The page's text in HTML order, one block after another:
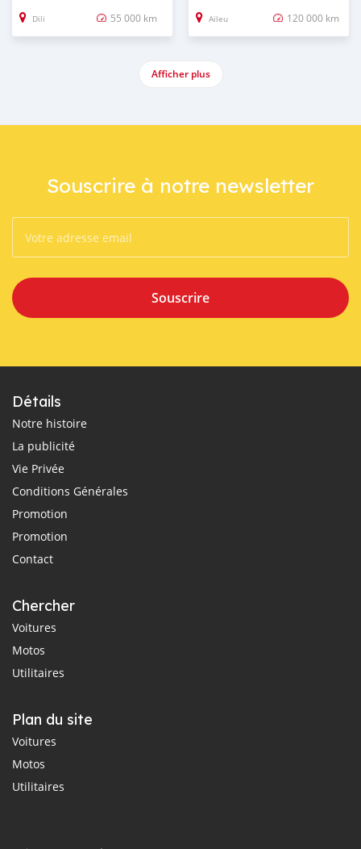
Dili 55 000 km Aileu 120 000 km
Afficher plus
Souscrire à notre newsletter
Souscrire
Détails
Notre histoire
La publicité
Vie Privée
Conditions Générales
Promotion
Promotion
Contact
Chercher
Voitures
Motos
Utilitaires
Plan du site
Voitures
Motos
Utilitaires